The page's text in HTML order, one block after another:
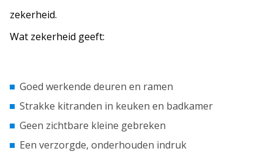
zekerheid.
Wat zekerheid geeft:
Goed werkende deuren en ramen
Strakke kitranden in keuken en badkamer
Geen zichtbare kleine gebreken
Een verzorgde, onderhouden indruk